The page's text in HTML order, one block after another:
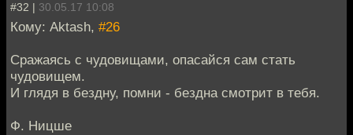
#32 | 30.05.17 10:08
Кому: Aktash, #26
Сражаясь с чудовищами, опасайся сам стать
чудовищем.
И глядя в бездну, помни - бездна смотрит в тебя.
Ф. Ницше